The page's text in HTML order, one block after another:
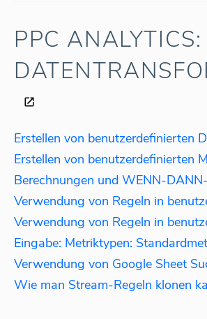
PPC ANALYTICS:
Erstellen von benutzerdefinierten
Erstellen von benutzerdefinierten
Verwendung von Google Sheet
Wie man Stream-Regeln klonen